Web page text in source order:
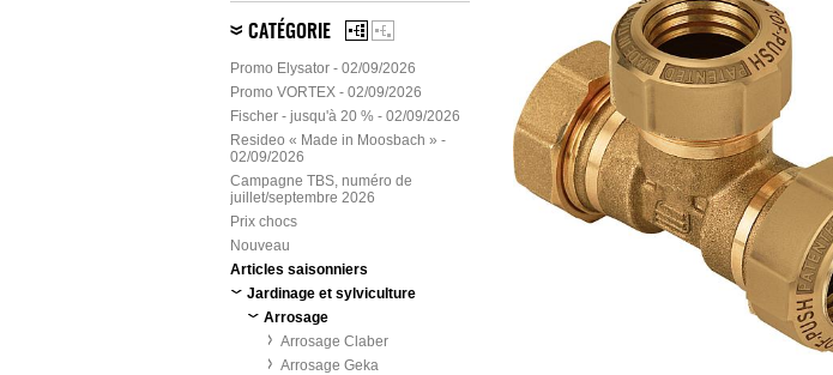
CATÉGORIE
Promo Elysator - 02/09/2026
Promo VORTEX - 02/09/2026
Fischer - jusqu'à 20 % - 02/09/2026
Resideo « Made in Moosbach » -
02/09/2026
Campagne TBS, numéro de
juillet/septembre 2026
Prix chocs
Nouveau
Articles saisonniers
Jardinage et sylviculture
Arrosage
Arrosage Claber
Arrosage Geka